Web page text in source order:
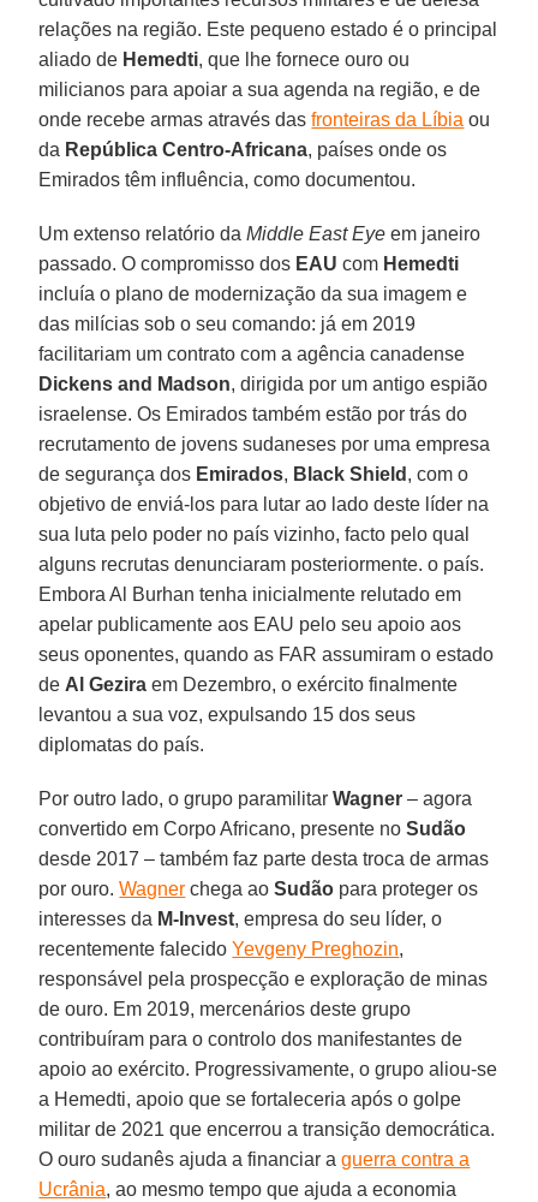
relações na região. Este pequeno estado é o principal
aliado de Hemedti, que lhe fornece ouro ou
milicianos para apoiar a sua agenda na região, e de
onde recebe armas através dasfronteiras da Líbia ou
da República Centro-Africana, países onde os
Emirados têm influência, como documentou.
Um extenso relatório daMiddle East Eye em janeiro
passado. O compromisso dos EAU com Hemedti
incluía o plano de modernização da sua imagem e
das milícias sob o seu comando: já em 2019
facilitariam um contrato com a agência canadense
Dickens and Madson, dirigida por um antigo espião
israelense. Os Emirados também estão por trás do
recrutamento de jovens sudaneses por uma empresa
de segurança dos Emirados, Black Shield , com o
objetivo de enviá-los para lutar ao lado deste líder na
sua luta pelo poder no país vizinho, facto pelo qual
alguns recrutas denunciaram posteriormente. o país.
Embora Al Burhan tenha inicialmente relutado em
apelar publicamente aos EAU pelo seu apoio aos
seus oponentes, quando as FAR assumiram o estado
deAl Gezira em Dezembro, o exército finalmente
levantou a sua voz, expulsando 15 dos seus
diplomatas do país.
Por outro lado, o grupo paramilitarWagner – agora
convertido em Corpo Africano, presente noSudão
desde 2017 – também faz parte desta troca de armas
por ouro.Wagner chega aoSudão para proteger os
interesses da M-Invest, empresa do seu líder, o
recentemente falecido Yevgeny Preghozin,
responsável pela prospecção e exploração de minas
de ouro. Em 2019, mercenários deste grupo
contribuíram para o controlo dos manifestantes de
apoio ao exército. Progressivamente, o grupo aliou-se
a Hemedti, apoio que se fortaleceria após o golpe
militar de 2021 que encerrou a transição democrática.
O ouro sudanês ajuda a financiar aguerra contra a
Ucrânia, ao mesmo tempo que ajuda a economia